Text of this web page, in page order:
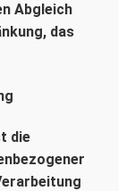
Abgleich
das
die